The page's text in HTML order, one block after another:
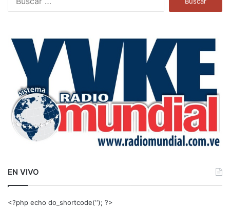
a
EN VIVO
<?php echo do_shortcode(‘‘); ?>